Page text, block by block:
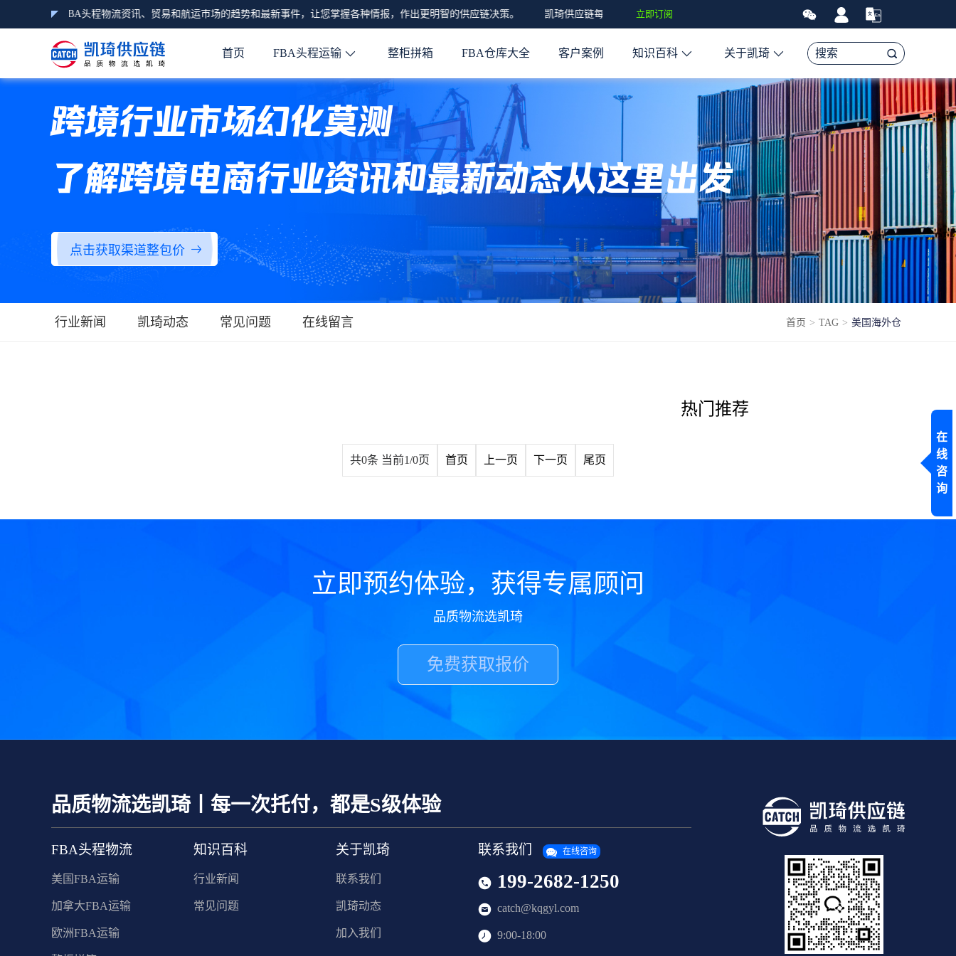
、亚马逊FBA头程物流资讯、贸易和航运市场的趋势和最新事件，让您掌握各种情报，作出更明智的供应链决策。 凯琦供应链每月发布关于全球经济、亚马逊FBA头程物流资讯、贸易和航运市场的趋势和最新
立即订阅
首页 FBA头程运输 整柜拼箱 FBA仓库大全 客户案例 知识百科 关于凯琦
跨境行业市场幻化莫测
了解跨境电商行业资讯和最新动态从这里出发
点击获取渠道整包价
行业新闻 凯琦动态 常见问题 在线留言 首页 > TAG > 美国海外仓
热门推荐
共0条 当前1/0页 首页 上一页 下一页 尾页
立即预约体验，获得专属顾问
品质物流选凯琦
免费获取报价
品质物流选凯琦丨每一次托付，都是S级体验
FBA头程物流
美国FBA运输
加拿大FBA运输
欧洲FBA运输
知识百科
行业新闻
常见问题
关于凯琦
联系我们
凯琦动态
加入我们
联系我们 在线咨询
199-2682-1250
catch@kqgyl.com
9:00-18:00
在
线
咨
询